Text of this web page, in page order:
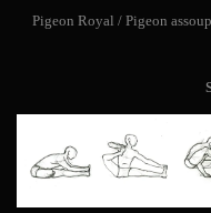
Pigeon Royal / Pigeon